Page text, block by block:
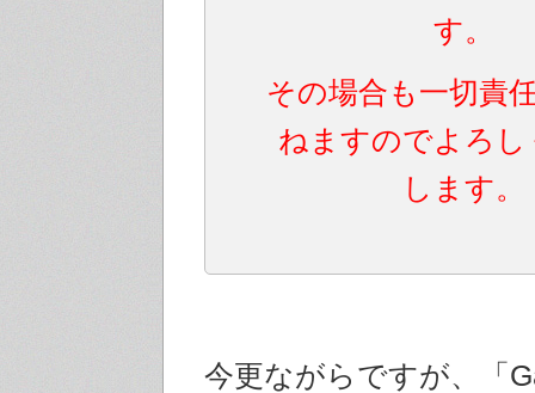
す。
その場合も一切責
ねますのでよろし
します。
今更ながらですが、「